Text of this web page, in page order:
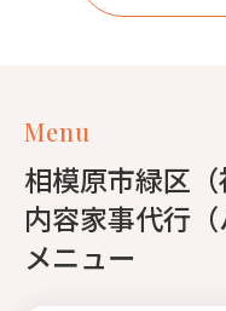
Menu
相模原市緑区
内容家事代行（
メニュー